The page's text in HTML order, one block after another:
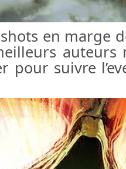
en marge
auteurs
pour suivre